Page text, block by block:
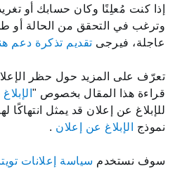
‏‫إذا كنت مُعلِنًا وكان حسابك أو
وترغب في التحقق من الحالة أو
عاجلة، فيرجى تقديم تذكرة دعم
تعرّف على المزيد حول حظر
قراءة هذا المقال بخصوص "
للإبلاغ عن إعلان قد يمثل
نموذج
الإبلاغ عن إعلان .
سوف نستخدم سياسة إعلانات